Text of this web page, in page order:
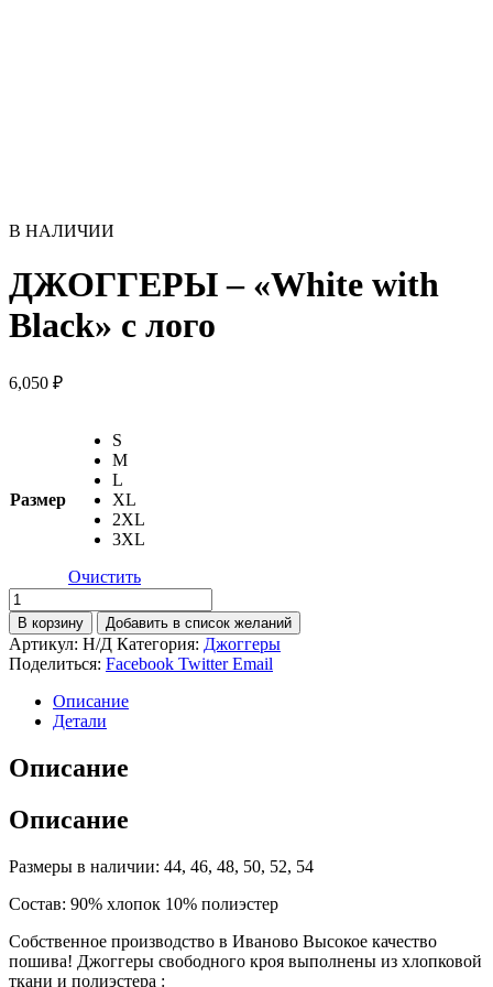
В НАЛИЧИИ
ДЖОГГЕРЫ – «White with
Black» с лого
6,050 ₽
Размер
S
M
L
XL
2XL
3XL
Очистить
Количество
товара
ДЖОГГЕРЫ
-
«White
with
Black»
лого
В корзину Добавить в список желаний
Артикул: Н/Д Категория: Джоггеры
Поделиться: Facebook Twitter Email
Описание
Детали
Описание
Описание
Размеры в наличии: 44, 46, 48, 50, 52, 54
Состав: 90% хлопок 10% полиэстер
Собственное производство в Иваново Высокое качество
пошива! Джоггеры свободного кроя выполнены из хлопковой
ткани и полиэстера :